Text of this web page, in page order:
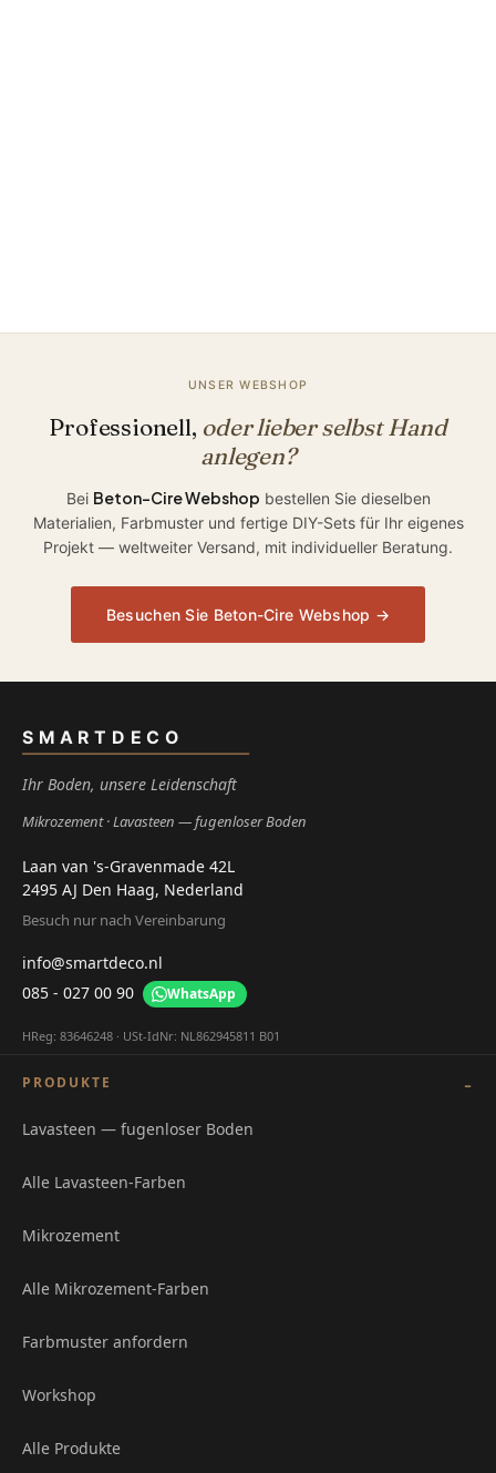
UNSER WEBSHOP
Professionell, oder lieber selbst Hand
anlegen?
Bei Beton-Cire Webshop bestellen Sie dieselben
Materialien, Farbmuster und fertige DIY-Sets für Ihr eigenes
Projekt — weltweiter Versand, mit individueller Beratung.
Besuchen Sie Beton-Cire Webshop →
SMARTDECO
Ihr Boden, unsere Leidenschaft
Mikrozement Lavasteen — fugenloser Boden
Laan van 's-Gravenmade 42L
2495 AJ Den Haag, Nederland
Besuch nur nach Vereinbarung
info@smartdeco.nl
085 - 027 00 90
WhatsApp
HReg: 83646248 · USt-IdNr: NL862945811 B01
PRODUKTE
Lavasteen — fugenloser Boden
Alle Lavasteen-Farben
Mikrozement
Alle Mikrozement-Farben
Farbmuster anfordern
Workshop
Alle Produkte